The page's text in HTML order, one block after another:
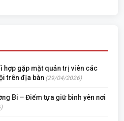
hợp gặp mặt quản trị viên các
trên địa bàn (29/04/2026)
Bi – Điểm tựa giữ bình yên nơi